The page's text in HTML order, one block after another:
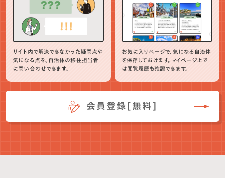
サイト内で解決できなかった疑問点や
気になる点を、自治体の移住担当者
に問い合わせできます。
お気に入りページで、気になる自治体
を保存しておけます。マイページ上で
は閲覧履歴も確認できます。
会員登録[無料]